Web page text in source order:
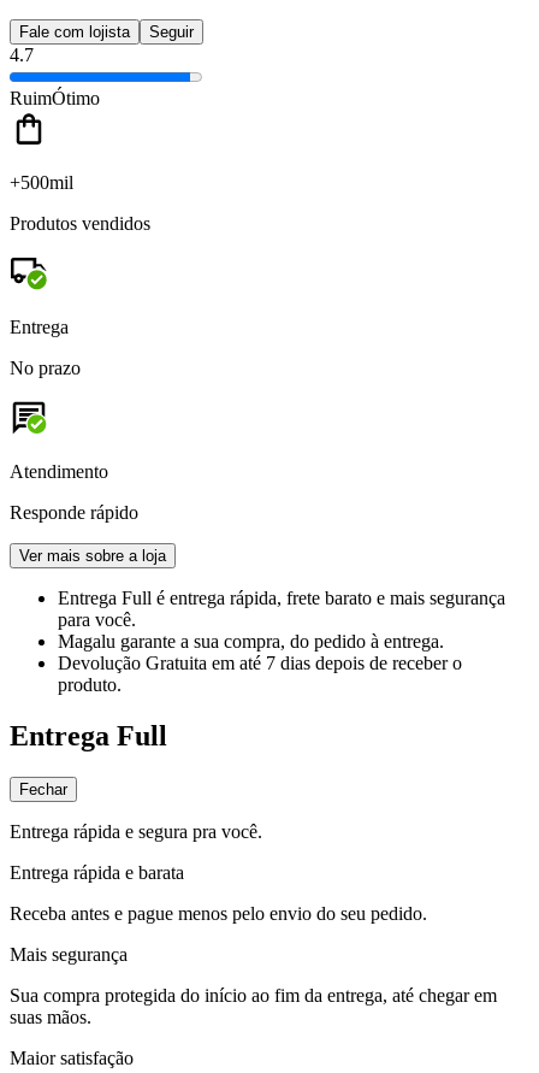
Fale com lojista Seguir
4.7
RuimÓtimo
+500mil
Produtos vendidos
Entrega
No prazo
Atendimento
Responde rápido
Ver mais sobre a loja
Entrega Full é entrega rápida, frete barato e mais segurança
para você.
Magalu garante a sua compra, do pedido à entrega.
Devolução Gratuita em até 7 dias depois de receber o
produto.
Entrega Full
Fechar
Entrega rápida e segura pra você.
Entrega rápida e barata
Receba antes e pague menos pelo envio do seu pedido.
Mais segurança
Sua compra protegida do início ao fim da entrega, até chegar em
suas mãos.
Maior satisfação